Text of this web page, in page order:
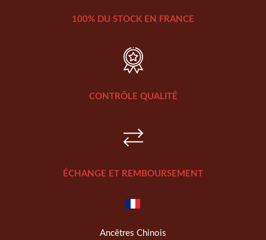
100% DU STOCK EN FRANCE
CONTRÔLE QUALITÉ
ÉCHANGE ET REMBOURSEMENT
Ancêtres Chinois